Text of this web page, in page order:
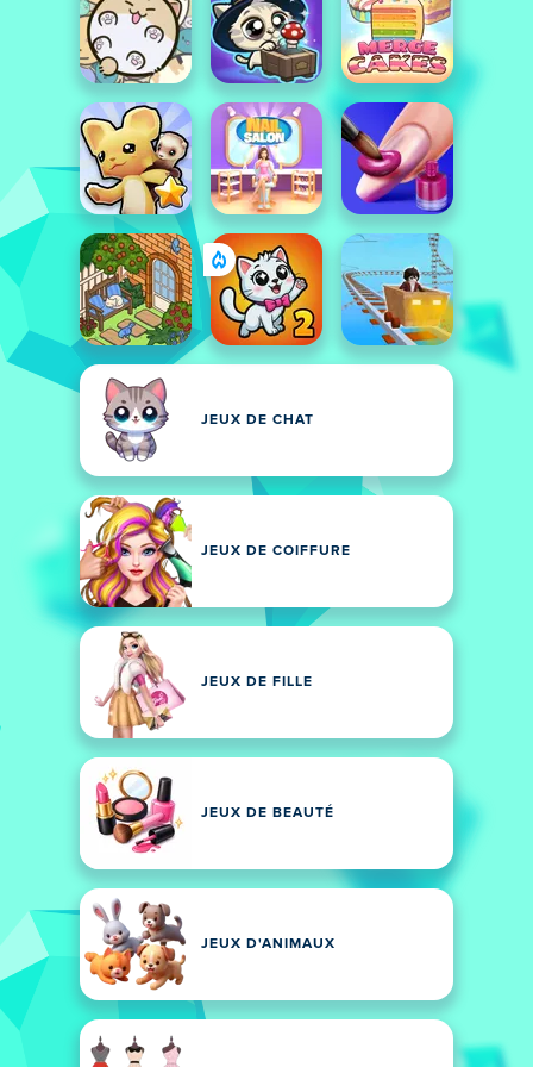
JEUX DE CHAT
JEUX DE COIFFURE
JEUX DE FILLE
JEUX DE BEAUTÉ
JEUX D'ANIMAUX